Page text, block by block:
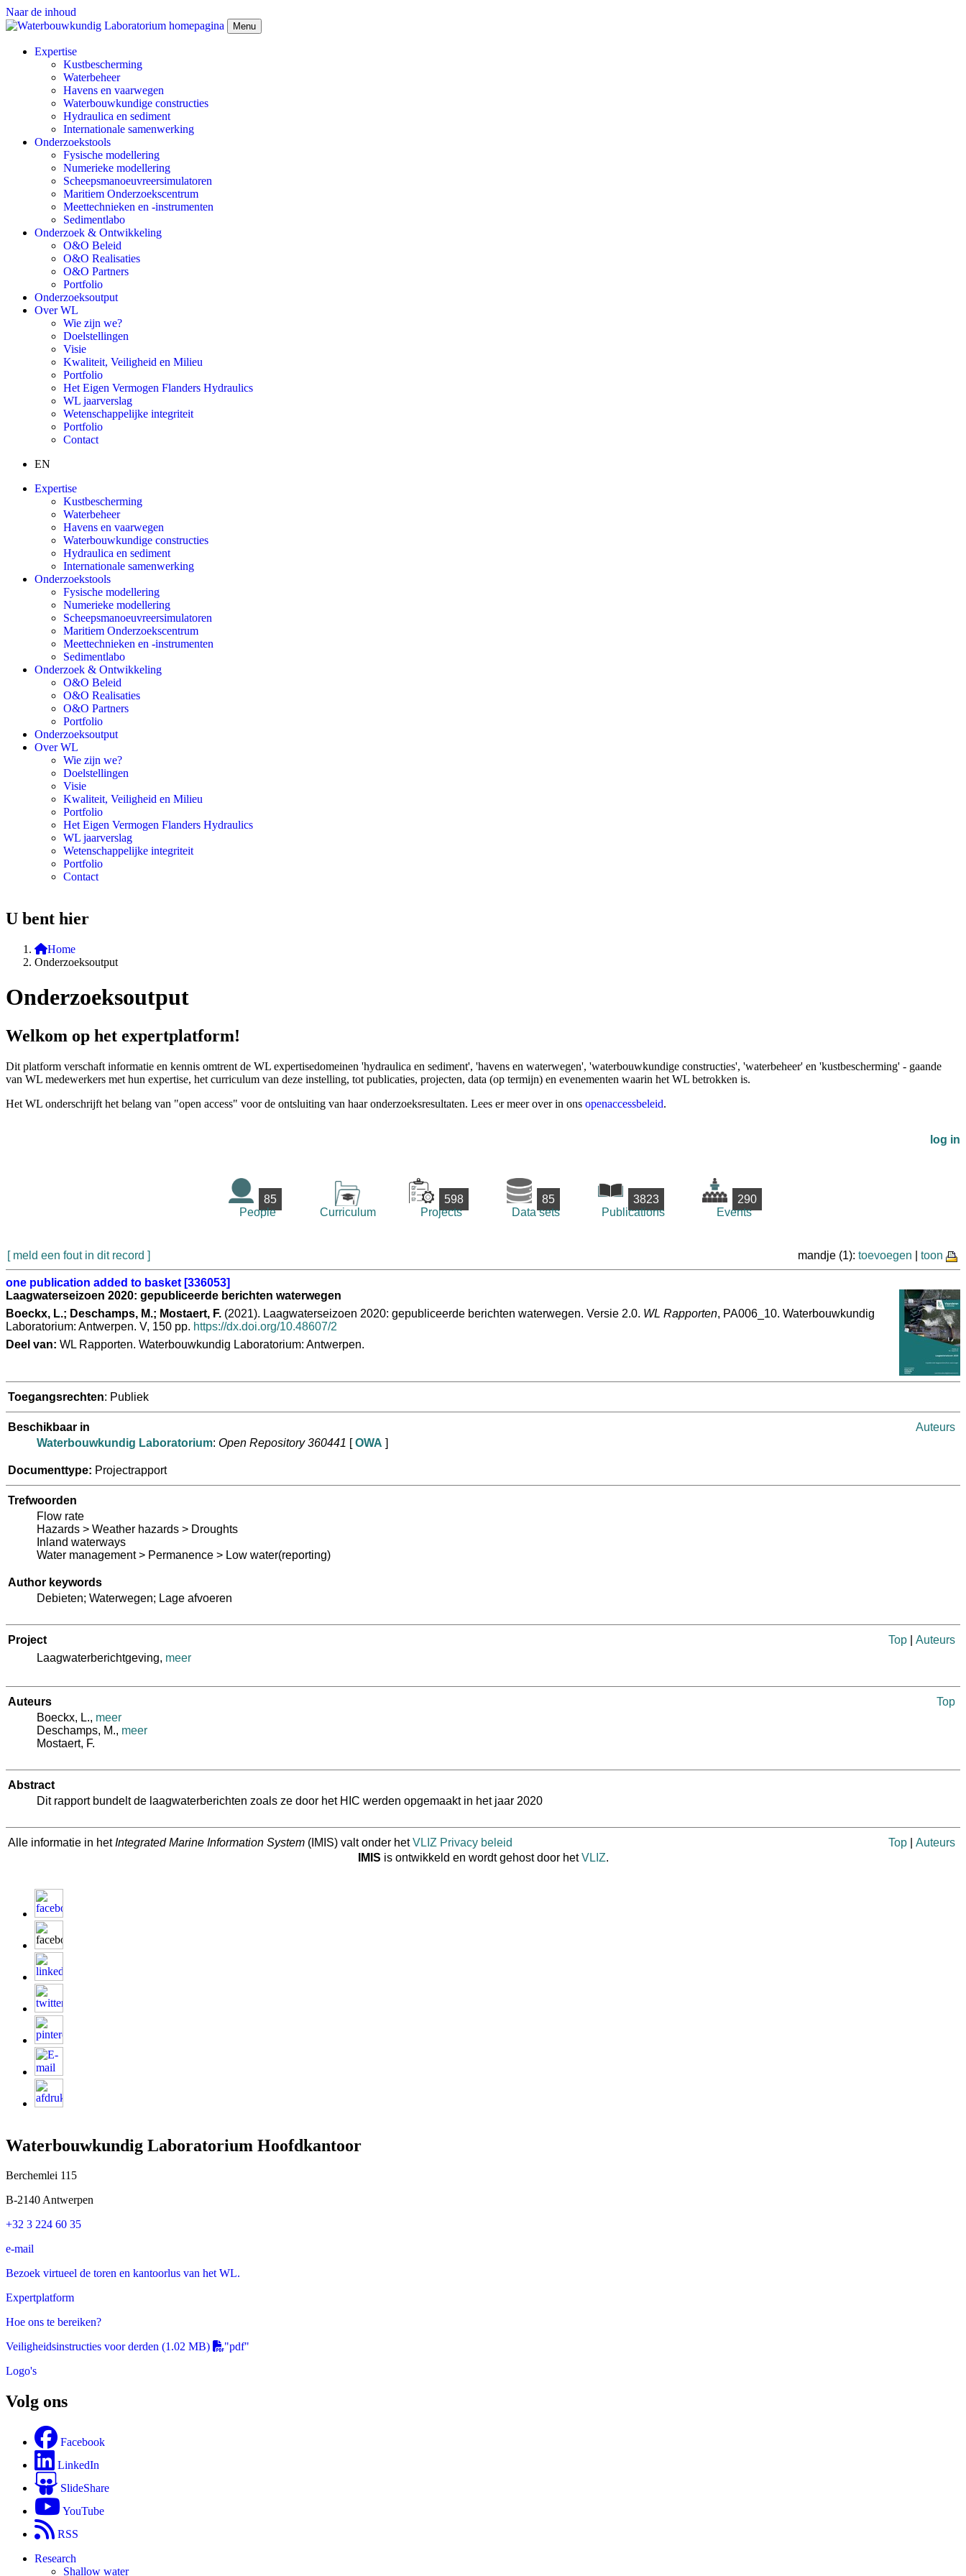
Naar de inhoud
Menu
Expertise
Kustbescherming
Waterbeheer
Havens en vaarwegen
Waterbouwkundige constructies
Hydraulica en sediment
Internationale samenwerking
Onderzoekstools
Fysische modellering
Numerieke modellering
Scheepsmanoeuvreersimulatoren
Maritiem Onderzoekscentrum
Meettechnieken en -instrumenten
Sedimentlabo
Onderzoek & Ontwikkeling
O&O Beleid
O&O Realisaties
O&O Partners
Portfolio
Onderzoeksoutput
Over WL
Wie zijn we?
Doelstellingen
Visie
Kwaliteit, Veiligheid en Milieu
Portfolio
Het Eigen Vermogen Flanders Hydraulics
WL jaarverslag
Wetenschappelijke integriteit
Portfolio
Contact
EN
Expertise
Kustbescherming
Waterbeheer
Havens en vaarwegen
Waterbouwkundige constructies
Hydraulica en sediment
Internationale samenwerking
Onderzoekstools
Fysische modellering
Numerieke modellering
Scheepsmanoeuvreersimulatoren
Maritiem Onderzoekscentrum
Meettechnieken en -instrumenten
Sedimentlabo
Onderzoek & Ontwikkeling
O&O Beleid
O&O Realisaties
O&O Partners
Portfolio
Onderzoeksoutput
Over WL
Wie zijn we?
Doelstellingen
Visie
Kwaliteit, Veiligheid en Milieu
Portfolio
Het Eigen Vermogen Flanders Hydraulics
WL jaarverslag
Wetenschappelijke integriteit
Portfolio
Contact
U bent hier
Home
Onderzoeksoutput
Onderzoeksoutput
Welkom op het expertplatform!
Dit platform verschaft informatie en kennis omtrent de WL expertisedomeinen 'hydraulica en sediment', 'havens en waterwegen', 'waterbouwkundige constructies', 'waterbeheer' en 'kustbescherming' - gaande
van WL medewerkers met hun expertise, het curriculum van deze instelling, tot publicaties, projecten, data (op termijn) en evenementen waarin het WL betrokken is.
Het WL onderschrijft het belang van "open access" voor de ontsluiting van haar onderzoeksresultaten. Lees er meer over in ons openaccessbeleid.
log in
85
People
Curriculum
598
Projects
85
Data sets
3823
Publications
290
Events
[ meld een fout in dit record ] mandje (1): toevoegen toon
one publication added to basket [336053]
Laagwaterseizoen 2020: gepubliceerde berichten waterwegen
Boeckx, L.; Deschamps, M.; Mostaert, F. (2021). Laagwaterseizoen 2020: gepubliceerde berichten waterwegen. Versie 2.0. WL Rapporten, PA006_10. Waterbouwkundig
Laboratorium: Antwerpen. V, 150 pp. https://dx.doi.org/10.48607/2
Deel van: WL Rapporten. Waterbouwkundig Laboratorium: Antwerpen.
Toegangsrechten: Publiek
Beschikbaar in
Auteurs
Waterbouwkundig Laboratorium: Open Repository 360441 [OWA ]
Documenttype: Projectrapport
Trefwoorden
Flow rate
Hazards > Weather hazards > Droughts
Inland waterways
Water management > Permanence > Low water(reporting)
Author keywords
Debieten; Waterwegen; Lage afvoeren
Project Top
Auteurs
Laagwaterberichtgeving, meer
Auteurs
Top
Boeckx, L., meer
Deschamps, M., meer
Mostaert, F.
Abstract
Dit rapport bundelt de laagwaterberichten zoals ze door het HIC werden opgemaakt in het jaar 2020
Alle informatie in hetIntegrated Marine Information System (IMIS) valt onder hetVLIZ Privacy beleid Top
Auteurs
IMIS is ontwikkeld en wordt gehost door hetVLIZ.
Waterbouwkundig Laboratorium Hoofdkantoor
Berchemlei 115
B-2140 Antwerpen
+32 3 224 60 35
e-mail
Bezoek virtueel de toren en kantoorlus van het WL.
Expertplatform
Hoe ons te bereiken?
Veiligheidsinstructies voor derden (1.02 MB)
"pdf"
Logo's
Volg ons
Facebook
LinkedIn
SlideShare
YouTube
RSS
Research
Shallow water